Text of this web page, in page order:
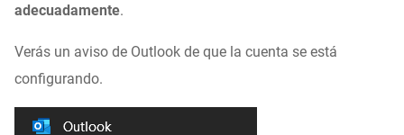
adecuadamente.
Verás un aviso de Outlook de que la cuenta se está
configurando.